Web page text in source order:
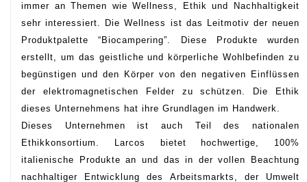
immer an Themen wie Wellness, Ethik und Nachhaltigkeit
sehr interessiert. Die Wellness ist das Leitmotiv der neuen
Produktpalette “Biocampering”. Diese Produkte wurden
erstellt, um das geistliche und körperliche Wohlbefinden zu
begünstigen und den Körper von den negativen Einflüssen
der elektromagnetischen Felder zu schützen. Die Ethik
dieses Unternehmens hat ihre Grundlagen im Handwerk.
Dieses Unternehmen ist auch Teil des nationalen
Ethikkonsortium. Larcos bietet hochwertige, 100%
italienische Produkte an und das in der vollen Beachtung
nachhaltiger Entwicklung des Arbeitsmarkts, der Umwelt